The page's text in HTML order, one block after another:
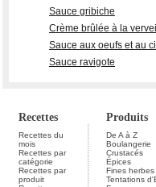
Sauce gribiche
Crème brûlée à la
Sauce aux oeufs et au
Sauce ravigote
Recettes Produits
Recettes du
mois
Recettes par
catégorie
Recettes par
produit
De A à Z
Boulangerie
Crustacés
Épices
Fines herbes
Tentations